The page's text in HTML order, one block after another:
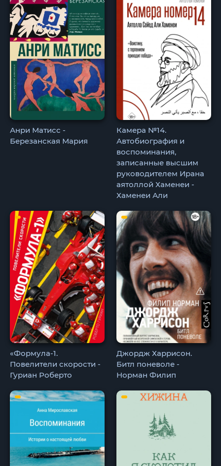
Анри Матисс -
Березанская Мария
Камера №14.
Автобиография и
воспоминания,
записанные высшим
руководителем Ирана
аятоллой Хаменеи -
Хаменеи Али
«Формула-1.
Повелители скорости -
Гуриан Роберто
Джордж Харрисон.
Битл поневоле -
Норман Филип